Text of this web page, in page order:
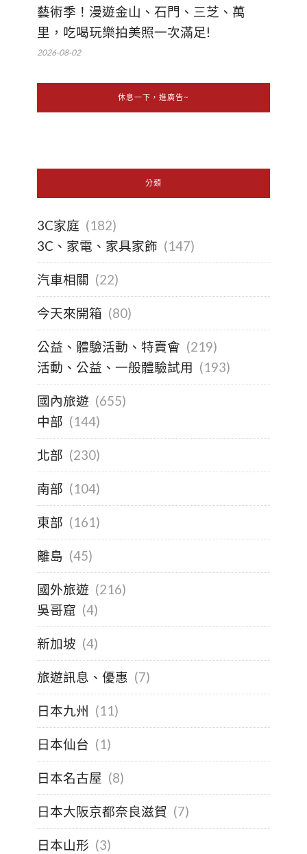
藝術季！漫遊金山、石門、三芝、萬
里，吃喝玩樂拍美照一次滿足!
2026-08-02
休息一下，進廣告~
分類
3C家庭 (182)
3C、家電、家具家飾 (147)
汽車相關 (22)
今天來開箱 (80)
公益、體驗活動、特賣會 (219)
活動、公益、一般體驗試用 (193)
國內旅遊 (655)
中部 (144)
北部 (230)
南部 (104)
東部 (161)
離島 (45)
國外旅遊 (216)
吳哥窟 (4)
新加坡 (4)
旅遊訊息、優惠 (7)
日本九州 (11)
日本仙台 (1)
日本名古屋 (8)
日本大阪京都奈良滋賀 (7)
日本山形 (3)